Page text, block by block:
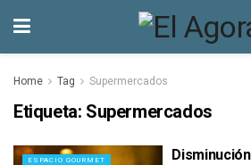
Home Tag Supermercados
Etiqueta: Supermercados
ESPACIO GOURMET